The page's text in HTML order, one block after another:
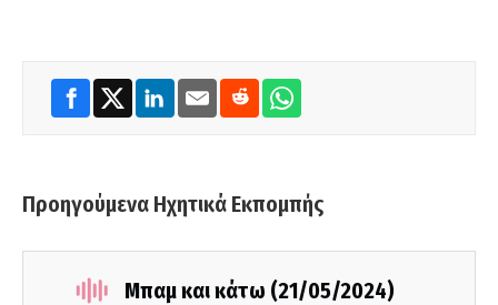
Προηγούμενα Ηχητικά Εκπομπής
Μπαμ και κάτω (21/05/2024)